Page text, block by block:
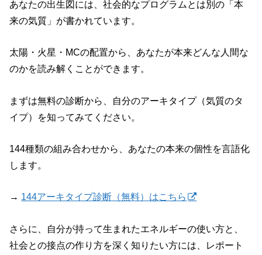
あなたの出生図には、社会的なプログラムとは別の「本
来の気質」が書かれています。
太陽・火星・MCの配置から、あなたが本来どんな人間な
のかを読み解くことができます。
まずは無料の診断から、自分のアーキタイプ（気質のタ
イプ）を知ってみてください。
144種類の組み合わせから、あなたの本来の個性を言語化
します。
→ 144アーキタイプ診断（無料）はこちら
さらに、自分が持って生まれたエネルギーの使い方と、
社会との接点の作り方を深く知りたい方には、レポート